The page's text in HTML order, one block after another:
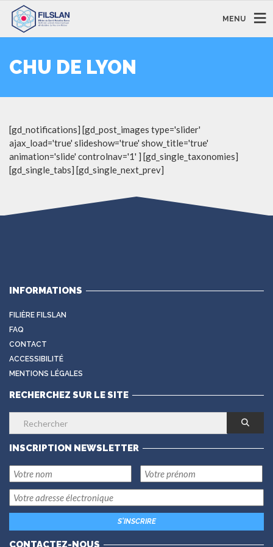
MENU
CHU DE LYON
[gd_notifications] [gd_post_images type='slider'
ajax_load='true' slideshow='true' show_title='true'
animation='slide' controlnav='1' ] [gd_single_taxonomies]
[gd_single_tabs] [gd_single_next_prev]
INFORMATIONS
FILIÈRE FILSLAN
FAQ
CONTACT
ACCESSIBILITÉ
MENTIONS LÉGALES
RECHERCHEZ SUR LE SITE
INSCRIPTION NEWSLETTER
CONTACTEZ-NOUS